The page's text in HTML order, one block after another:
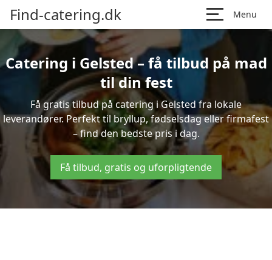
Find-catering.dk Menu
Catering i Gelsted – få tilbud på mad
til din fest
Få gratis tilbud på catering i Gelsted fra lokale
leverandører. Perfekt til bryllup, fødselsdag eller firmafest
– find den bedste pris i dag.
Få tilbud, gratis og uforpligtende